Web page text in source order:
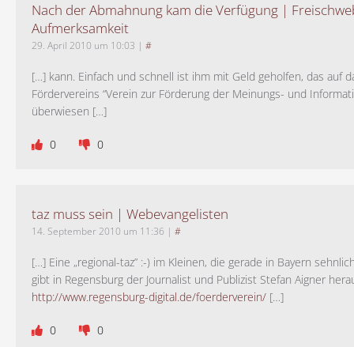
Nach der Abmahnung kam die Verfügung |
Aufmerksamkeit
29. April 2010 um 10:03 | #
[…] kann. Einfach und schnell ist ihm mit Geld geholfen, das auf
Fördervereins “Verein zur Förderung der Meinungs- und
überwiesen […]
0 0
taz muss sein | Webevangelisten
14. September 2010 um 11:36 | #
[…] Eine „regional-taz” :-) im Kleinen, die gerade in Bayern
gibt in Regensburg der Journalist und Publizist Stefan Aigner
http://www.regensburg-digital.de/foerderverein/ […]
0 0